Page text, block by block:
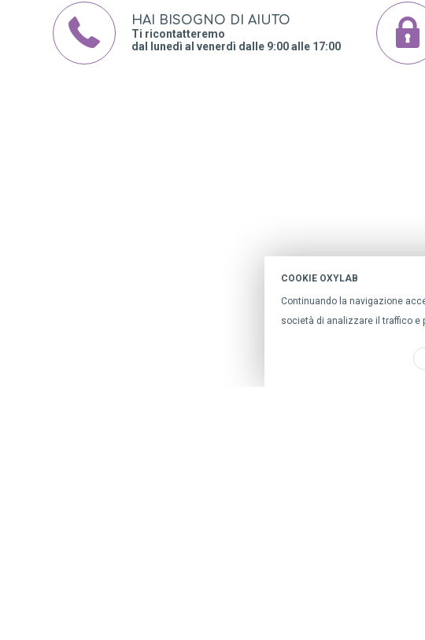
COOKIE OXYLAB
Continuando la navigazione
società di analizzare il traffico e
HAI BISOGNO DI AIUTO
Ti ricontatteremo
dal lunedì al venerdì dalle 9:00 alle 17:00